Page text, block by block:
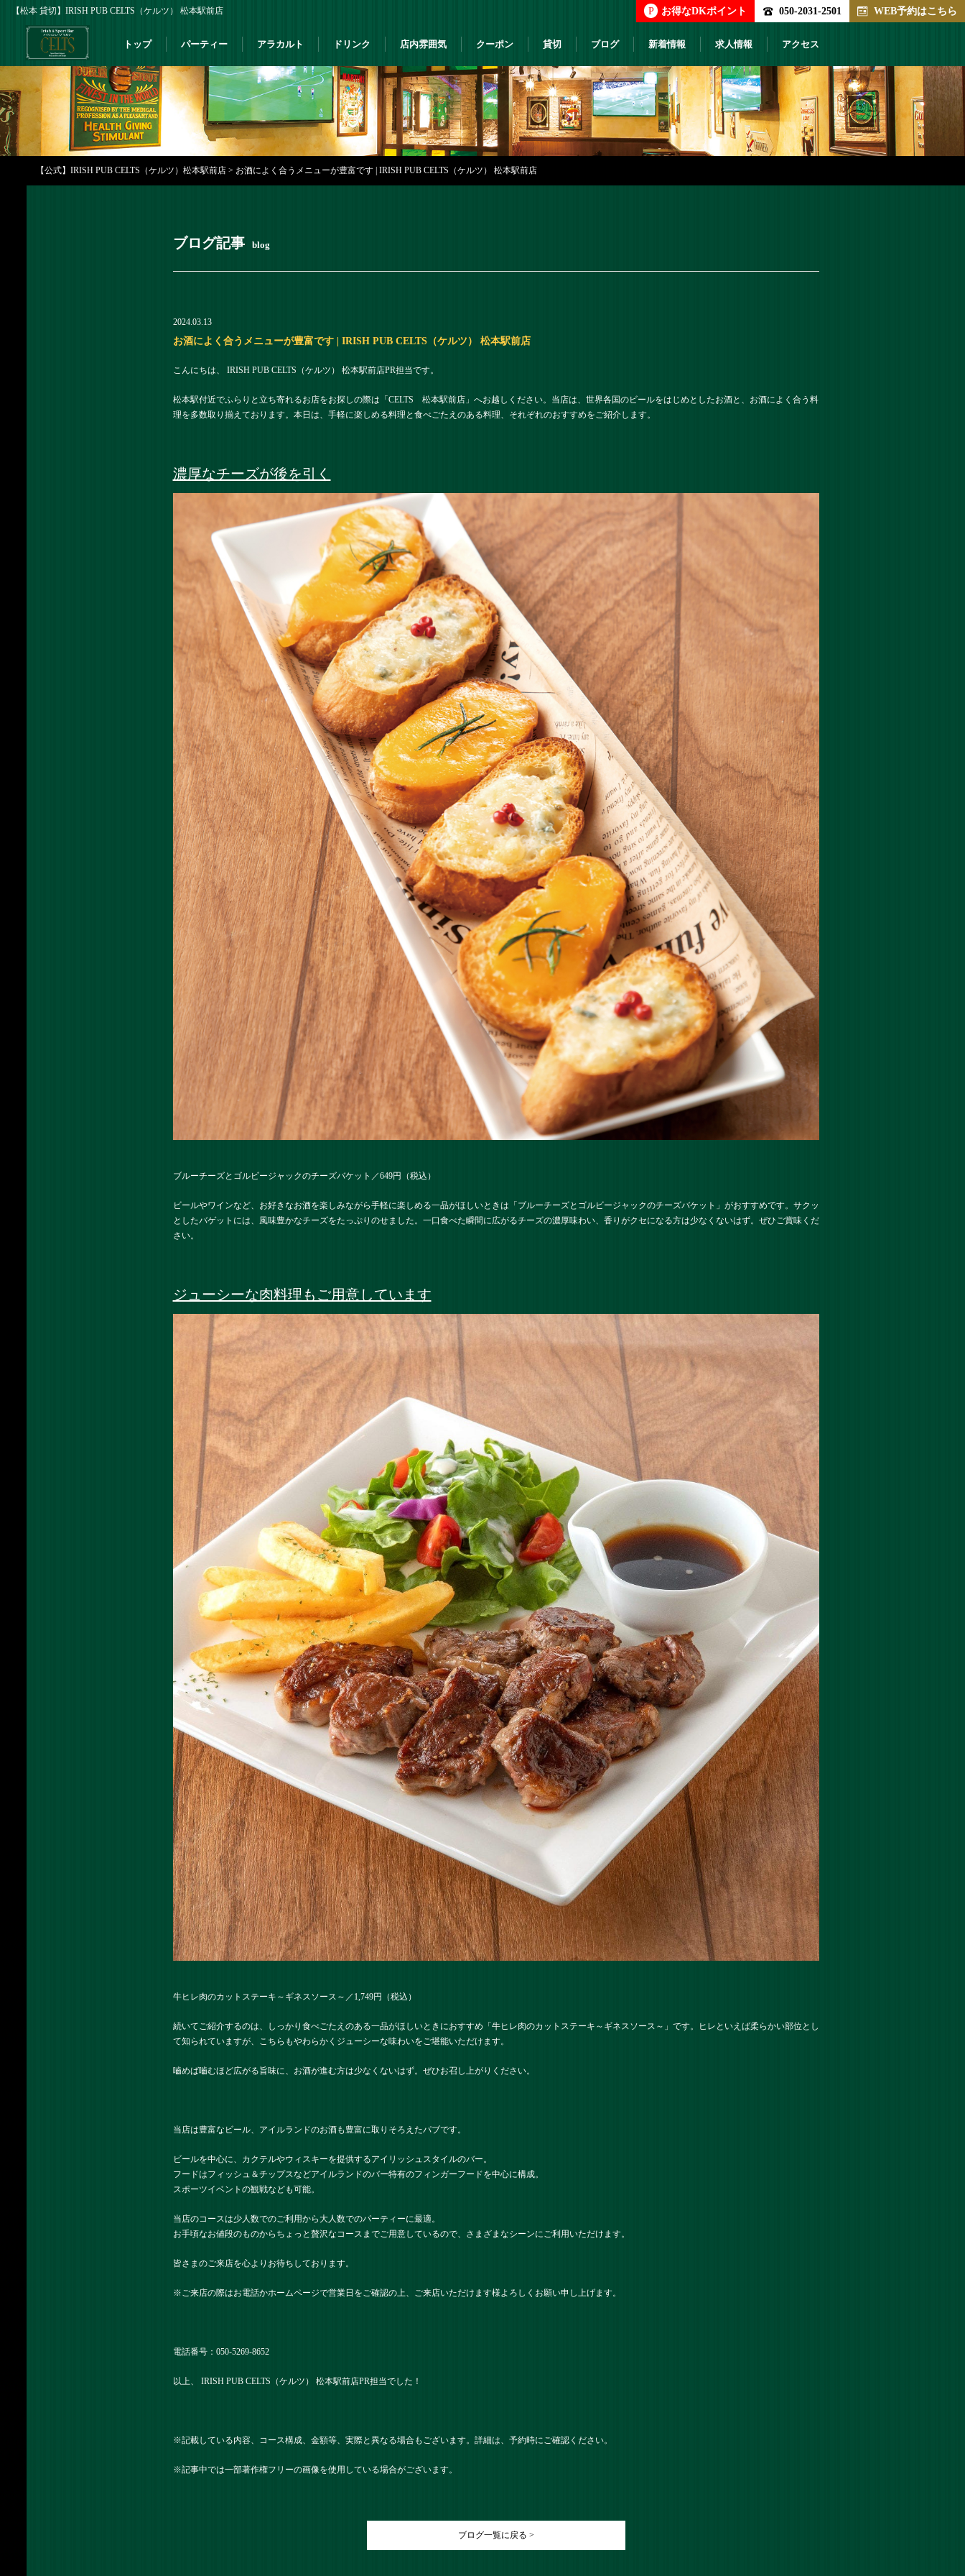
【松本 貸切】IRISH PUB CELTS（ケルツ） 松本駅前店 P お得なDKポイント 050-2031-2501 WEB予約はこちら
トップ パーティー アラカルト ドリンク 店内雰囲気 クーポン 貸切 ブログ 新着情報 求人情報 アクセス
【公式】IRISH PUB CELTS（ケルツ）松本駅前店 > お酒によく合うメニューが豊富です | IRISH PUB CELTS（ケルツ） 松本駅前店
ブログ記事 blog
2024.03.13
お酒によく合うメニューが豊富です | IRISH PUB CELTS（ケルツ） 松本駅前店
こんにちは、 IRISH PUB CELTS（ケルツ） 松本駅前店PR担当です。
松本駅付近でふらりと立ち寄れるお店をお探しの際は「CELTS 松本駅前店」へお越しください。当店は、世界各国のビールをはじめとしたお酒と、お酒によく合う料
理を多数取り揃えております。本日は、手軽に楽しめる料理と食べごたえのある料理、それぞれのおすすめをご紹介します。
濃厚なチーズが後を引く
ブルーチーズとゴルビージャックのチーズバケット／649円（税込）
ビールやワインなど、お好きなお酒を楽しみながら手軽に楽しめる一品がほしいときは「 ブルーチーズとゴルビージャックのチーズバケット 」がおすすめです。サクッ
としたバゲットには、風味豊かなチーズをたっぷりのせました。一口食べた瞬間に広がるチーズの濃厚味わい、香りがクセになる方は少なくないはず。ぜひご賞味くだ
さい。
ジューシーな肉料理もご用意しています
牛ヒレ肉のカットステーキ～ギネスソース～／1,749円（税込）
続いてご紹介するのは、しっかり食べごたえのある一品がほしいときにおすすめ「牛ヒレ肉のカットステーキ～ギネスソース～」です。ヒレといえば柔らかい部位とし
て知られていますが、こちらもやわらかくジューシーな味わいをご堪能いただけます。
嚙めば嚙むほど広がる旨味に、お酒が進む方は少なくないはず。ぜひお召し上がりください。
当店は豊富なビール、アイルランドのお酒も豊富に取りそろえたパブです。
ビールを中心に、カクテルやウィスキーを提供するアイリッシュスタイルのバー。
フードはフィッシュ＆チップスなどアイルランドのバー特有のフィンガーフードを中心に構成。
スポーツイベントの観戦なども可能。
当店のコースは少人数でのご利用から大人数でのパーティーに最適。
お手頃なお値段のものからちょっと贅沢なコースまでご用意しているので、さまざまなシーンにご利用いただけます。
皆さまのご来店を心よりお待ちしております。
※ご来店の際はお電話かホームページで営業日をご確認の上、ご来店いただけます様よろしくお願い申し上げます。
電話番号：050-5269-8652
以上、 IRISH PUB CELTS（ケルツ） 松本駅前店PR担当でした！
※記載している内容、コース構成、金額等、実際と異なる場合もございます。詳細は、予約時にご確認ください。
※記事中では一部著作権フリーの画像を使用している場合がございます。
ブログ一覧に戻る >